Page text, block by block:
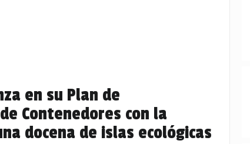
en su Plan de
Contenedores con la
docena de islas ecológicas